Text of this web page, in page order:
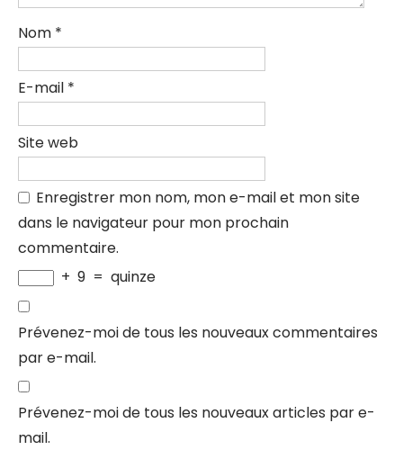
Nom *
E-mail *
Site web
Enregistrer mon nom, mon e-mail et mon site
dans le navigateur pour mon prochain
commentaire.
+ 9 = quinze
Prévenez-moi de tous les nouveaux commentaires
par e-mail.
Prévenez-moi de tous les nouveaux articles par e-
mail.